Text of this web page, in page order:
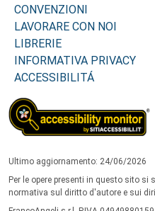
CONVENZIONI
LAVORARE CON NOI
LIBRERIE
INFORMATIVA PRIVACY
ACCESSIBILITÁ
Ultimo aggiornamento: 24/06/2026
Per le opere presenti in questo sito
normativa sul diritto d'autore e sui